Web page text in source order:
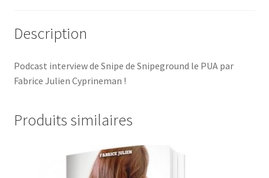
Description
Podcast interview de Snipe de Snipeground le PUA par
Fabrice Julien Cyprineman !
Produits similaires